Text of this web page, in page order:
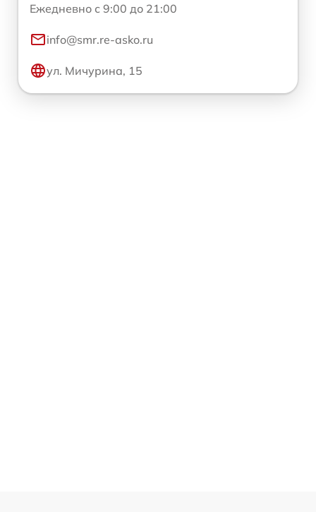
Ежедневно с 9:00 до 21:00
info@smr.re-asko.ru
ул. Мичурина, 15